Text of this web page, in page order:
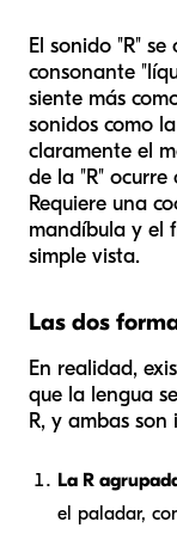
El sonido "R"
consonante
siente más
sonidos como
claramente el
de la "R"
Requiere una
mandíbula y el
simple vista.
Las dos
En realidad,
que la lengua
R, y ambas son
La R
el paladar,